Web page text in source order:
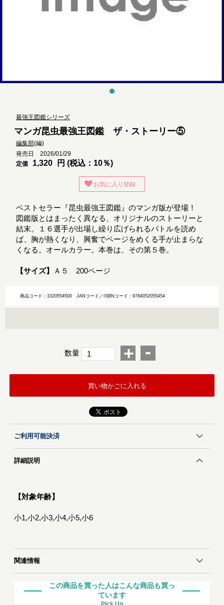
最強王図鑑シリーズ
マンガ昆虫最強王図鑑 ザ・ストーリー⑤
編集部(編)
発売日 2026/01/29
定価
1,320 円 (税込：10％)
お気に入り登録
ベストセラー『昆虫最強王図鑑』のマンガ版が登場！
図鑑版とはまったく異なる、オリジナルのストーリーと
結末。１６選手が出場し繰り広げられるバトルを読め
ば、胸が熱くなり、興奮でページをめくる手が止まらな
くなる。オールカラー。本巻は、その第５巻。
【サイズ】 Ａ５ 200ページ
商品コード：1020554500JANコード／ISBNコード：9784052055454
数量 + -
買い物かごに入れる
ご利用可能決済
詳細説明
【対象年齢】
小1,小2,小3,小4,小5,小6
関連情報
この商品を買った人はこんな商品も買っ
ています